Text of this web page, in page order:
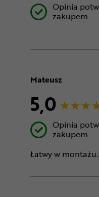
Opinia
zakupem
Mateusz
5,0
Opinia
zakupem
Łatwy w